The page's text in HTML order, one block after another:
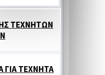
ΤΕΧΝΗΤΩΝ
ΓΙΑ ΤΕΧΝΗΤΑ